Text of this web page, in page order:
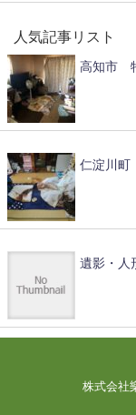
人気記事リスト
高知市
仁淀川
遺影・人
株式会社